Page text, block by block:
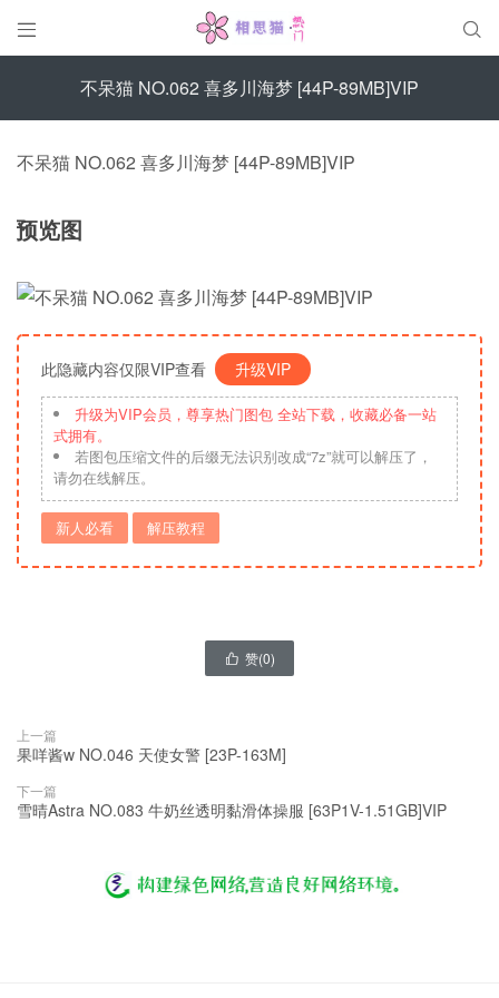
 
不呆猫 NO.062 喜多川海梦 [44P-89MB]VIP
不呆猫 NO.062 喜多川海梦 [44P-89MB]VIP
预览图
此隐藏内容仅限VIP查看 升级VIP
升级为VIP会员，尊享热门图包 全站下载，收藏必备一站
式拥有。
若图包压缩文件的后缀无法识别改成“7z”就可以解压了，
请勿在线解压。
新人必看 解压教程
 赞(0)
上一篇
果咩酱w NO.046 天使女警 [23P-163M]
下一篇
雪晴Astra NO.083 牛奶丝透明黏滑体操服 [63P1V-1.51GB]VIP